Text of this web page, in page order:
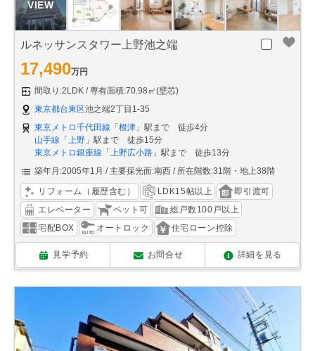
ルネッサンスタワー上野池之端
17,490万円
間取り:2LDK
専有面積:70.98㎡(壁芯)
東京都台東区池之端2丁目1-35
東京メトロ千代田線 「 根津 」駅まで 徒歩4分
山手線 「 上野 」駅まで 徒歩15分
東京メトロ銀座線 「 上野広小路 」駅まで 徒歩13分
築年月:2005年1月
主要採光面:南西 所在階数:31階・地上38階
リフォーム（履歴含む） LDK15帖以上
即引渡可
エレベーター
ペット可
総戸数100戸以上
宅配BOX
オートロック 住宅ローン控除
見学予約 お問合せ 詳細を見る